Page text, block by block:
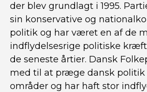
der blev grundlagt i 1995.
sin konservative og
politik og har været en af de
indflydelsesrige politiske
de seneste årtier. Dansk
med til at præge dansk politik
områder og har haft stor